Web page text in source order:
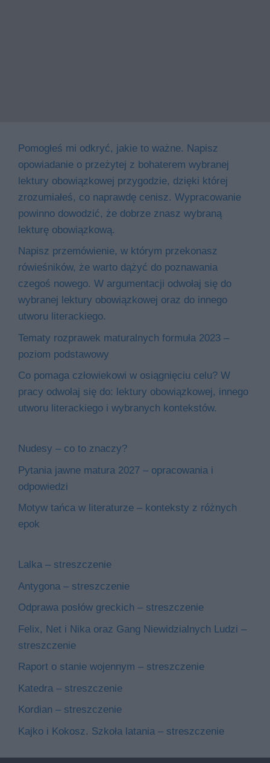
Pomogłeś mi odkryć, jakie to ważne. Napisz
opowiadanie o przeżytej z bohaterem wybranej
lektury obowiązkowej przygodzie, dzięki której
zrozumiałeś, co naprawdę cenisz. Wypracowanie
powinno dowodzić, że dobrze znasz wybraną
lekturę obowiązkową.
Napisz przemówienie, w którym przekonasz
rówieśników, że warto dążyć do poznawania
czegoś nowego. W argumentacji odwołaj się do
wybranej lektury obowiązkowej oraz do innego
utworu literackiego.
Tematy rozprawek maturalnych formuła 2023 –
poziom podstawowy
Co pomaga człowiekowi w osiągnięciu celu? W
pracy odwołaj się do: lektury obowiązkowej, innego
utworu literackiego i wybranych kontekstów.
Nudesy – co to znaczy?
Pytania jawne matura 2027 – opracowania i
odpowiedzi
Motyw tańca w literaturze – konteksty z różnych
epok
Lalka – streszczenie
Antygona – streszczenie
Odprawa posłów greckich – streszczenie
Felix, Net i Nika oraz Gang Niewidzialnych Ludzi –
streszczenie
Raport o stanie wojennym – streszczenie
Katedra – streszczenie
Kordian – streszczenie
Kajko i Kokosz. Szkoła latania – streszczenie